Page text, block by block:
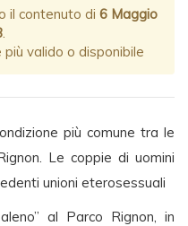
il contenuto di 6 Maggio
.
valido o disponibile
più comune tra le
Le coppie di uomini
unioni eterosessuali
al Parco Rignon, in